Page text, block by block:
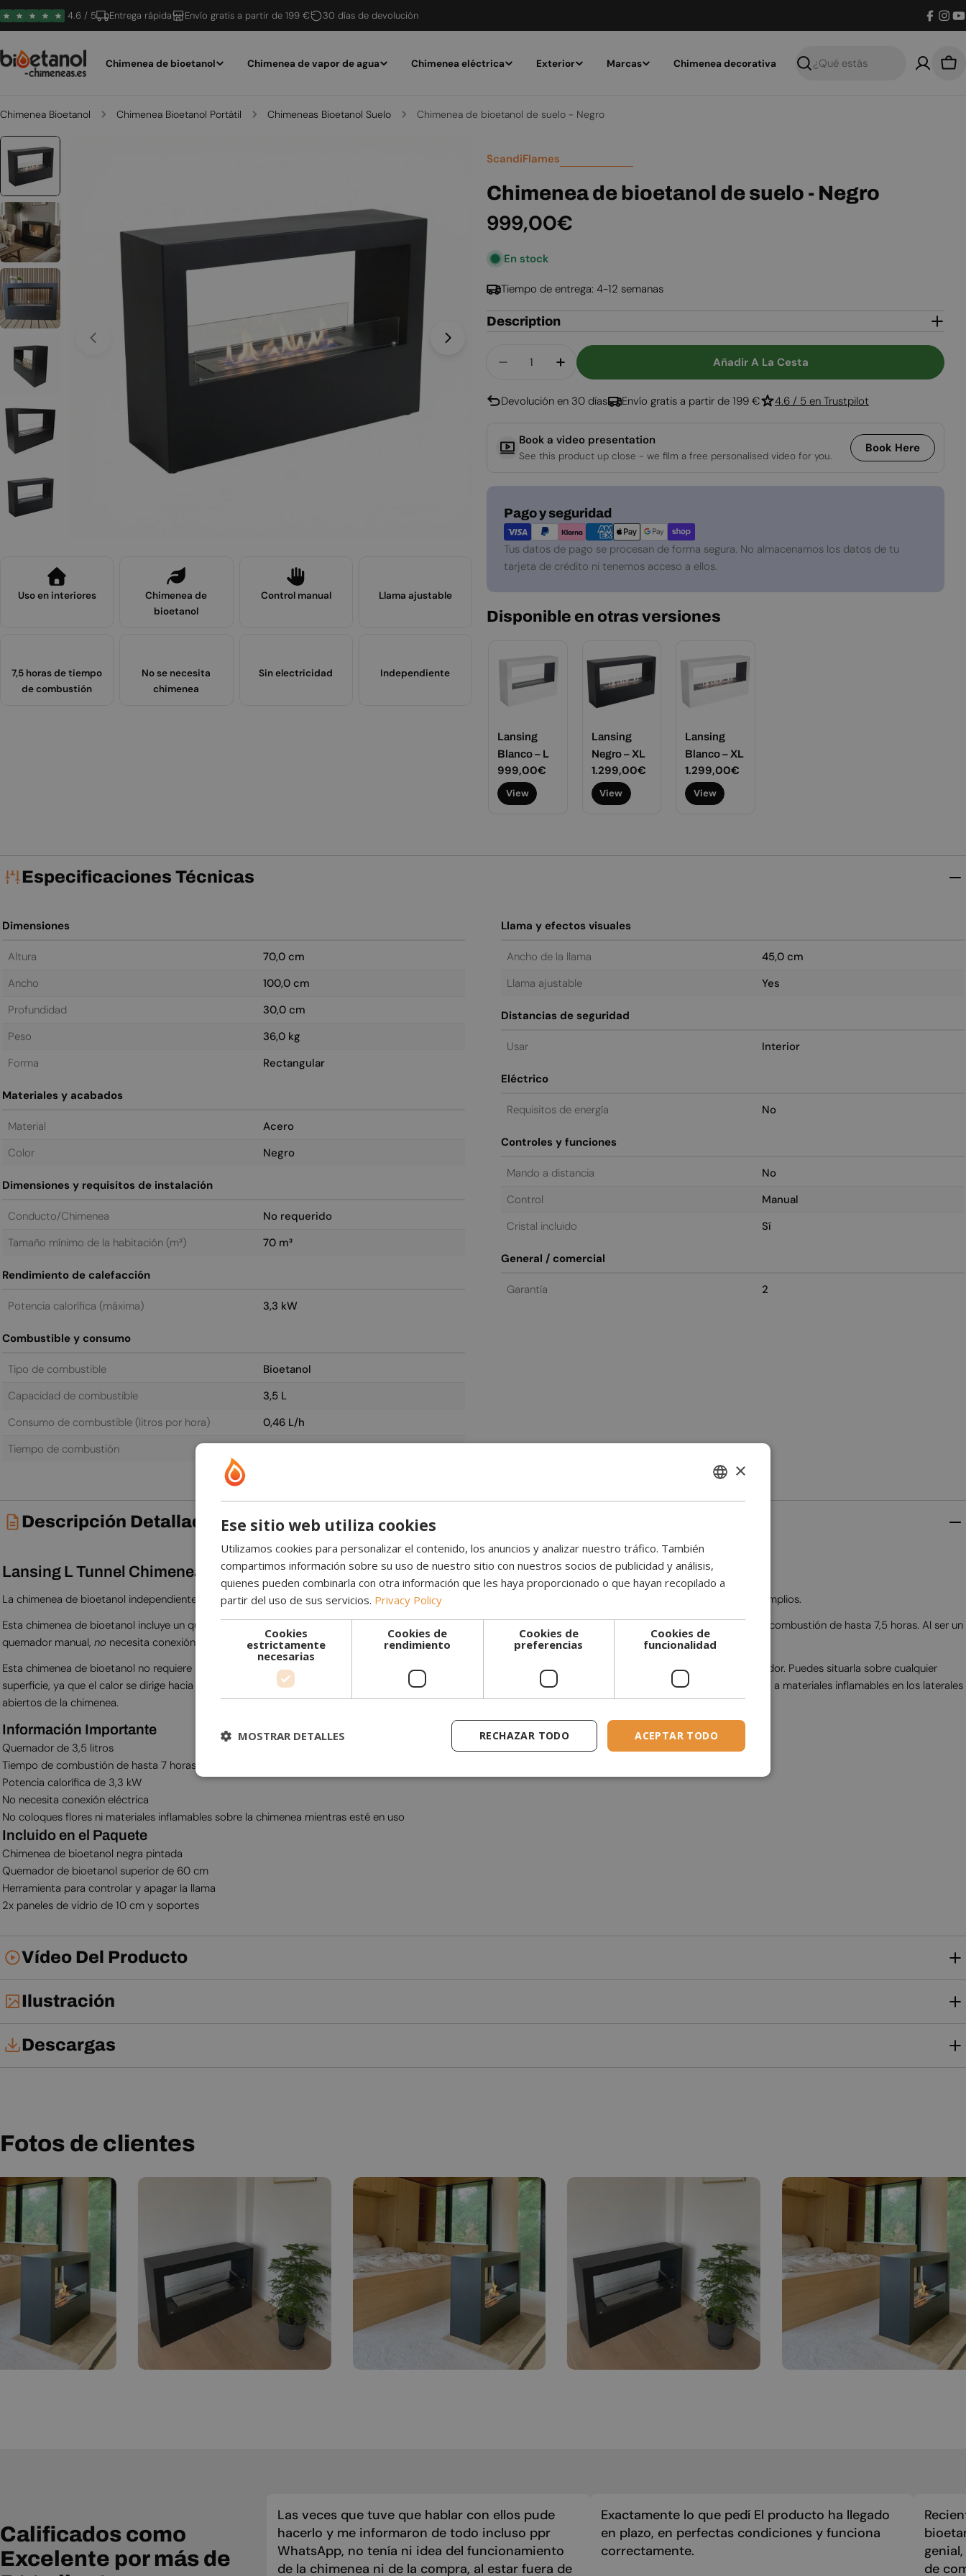
Saltar
al
4.6 / 5 Entrega rápida Envío gratis a partir de 199 € 30 días de devolución
Chimenea de bioetanol Chimenea de vapor de agua Chimenea eléctrica Exterior Marcas Chimenea decorativa
Buscar
Chimenea Bioetanol Chimenea Bioetanol Portátil Chimeneas Bioetanol Suelo Chimenea de bioetanol de suelo - Negro
Abrir medios 0 en modal Abrir medios 1 en modal Abrir medios 2
Uso en interiores
Chimenea de
bioetanol
Control manual Llama ajustable
7,5 horas de tiempo
de combustión
No se necesita
chimenea
Sin electricidad Independiente
ScandiFlames
Chimenea de bioetanol de suelo - Negro
Precio
habitual
999,00€
En stock
Tiempo de entrega: 4-12 semanas
Description
Disminuir Cantidad Para Chimenea De Bioetanol De Suelo - Negro
Aumentar Cantidad Para Chimenea De Bioetanol De Suelo -
Añadir A La Cesta
Devolución en 30 días Envío gratis a partir de 199 € 4.6 / 5 en Trustpilot
Book a video presentation
See this product up close - we film a free personalised video for you.
Book Here
Pago y seguridad
Métodos
de
pago
Tus datos de pago se procesan de forma segura. No almacenamos los datos de tu
tarjeta de crédito ni tenemos acceso a ellos.
Disponible en otras versiones
Lansing
Blanco – L
Precio
habitual
999,00€
View
Lansing
Negro – XL
Precio
habitual
1.299,00€
View
Lansing
Blanco – XL
Precio
habitual
1.299,00€
View
Especificaciones Técnicas
Dimensiones
Altura
70,0 cm
Ancho
100,0 cm
Profundidad
30,0 cm
Peso
36,0 kg
Forma
Rectangular
Materiales y acabados
Material
Acero
Color
Negro
Dimensiones y requisitos de instalación
Conducto/Chimenea
No requerido
Tamaño mínimo de la habitación (m³)
70 m³
Rendimiento de calefacción
Potencia calorífica (máxima) 3,3 kW
Combustible y consumo
Tipo de combustible
Bioetanol
Capacidad de combustible
3,5 L
Consumo de combustible (litros por hora)
0,46 L/h
Tiempo de combustión
Llama y efectos visuales
Ancho de la llama
45,0 cm
Llama ajustable
Yes
Distancias de seguridad
Usar Interior
Eléctrico
Requisitos de energía No
Controles y funciones
Mando a distancia
No
Control
Manual
Cristal incluido
Sí
General / comercial
Garantía 2
Descripción Detallada
Lansing L Tunnel Chimenea de Bioetanol Independiente - Negra
La chimenea de bioetanol independiente Lansing L tunnel es un modelo de dos caras que funciona perfectamente como separador de ambientes en espacios amplios.
Esta chimenea de bioetanol incluye un quemador manual de bioetanol con una capacidad de 3,5 litros. Cuando está completamente lleno, ofrece un tiempo de combustión de hasta 7,5 horas. Al ser un
quemador manual, no necesita conexión eléctrica. Este quemador de 60 cm proporciona una potencia calorífica de 3,26 kW.
Esta chimenea de bioetanol no requiere instalación. Una vez recibida, solo tienes que colocarla en el lugar deseado, fijar los paneles de vidrio e insertar el quemador. Puedes situarla sobre cualquier
superficie, ya que el calor se dirige hacia arriba y no afecta al suelo. Sin embargo, recomendamos mantener una distancia de aproximadamente 1 metro respecto a materiales inflamables en los laterales
abiertos de la chimenea.
Información Importante
Quemador de 3,5 litros
Tiempo de combustión de hasta 7 horas
Potencia calorífica de 3,3 kW
No necesita conexión eléctrica
No coloques flores ni materiales inflamables sobre la chimenea mientras esté en uso
Incluido en el Paquete
Chimenea de bioetanol negra pintada
Quemador de bioetanol superior de 60 cm
Herramienta para controlar y apagar la llama
2x paneles de vidrio de 10 cm y soportes
Vídeo Del Producto
Ilustración
Descargas
Fotos de clientes
Calificados como
Excelente por más de
Las veces que tuve que hablar con ellos pude
hacerlo y me informaron de todo incluso ppr
WhatsApp, no tenía ni idea del funcionamiento
de la chimenea ni de la compra, al estar fuera de
Exactamente lo que pedí El producto ha llegado
en plazo, en perfectas condiciones y funciona
correctamente.
de
CZECH
DUTCH
GERMAN
HUNGARIAN
ROMANIAN
×
Ese sitio web utiliza cookies
Utilizamos cookies para personalizar el contenido, los anuncios y analizar nuestro tráfico. También
compartimos información sobre su uso de nuestro sitio con nuestros socios de publicidad y análisis,
quienes pueden combinarla con otra información que les haya proporcionado o que hayan recopilado a
partir del uso de sus servicios. Privacy Policy
Cookies
estrictamente
necesarias
Cookies de
rendimiento
Cookies de
preferencias
Cookies de
funcionalidad
ACEPTAR TODO
RECHAZAR TODO
MOSTRAR DETALLES